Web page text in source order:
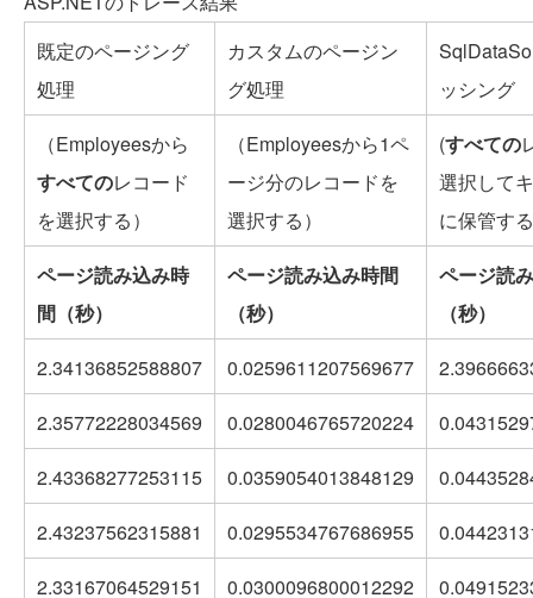
既定のページング
処理
カスタムのページン
グ処理
ッシング
（Employeesから
すべてのレコード
を選択する）
（Employeesから1ペ
ージ分のレコードを
選択する）
(すべての
選択して
に保管す
ページ読み込み時
間（秒）
ページ読み込み時間
（秒）
ページ読
（秒）
2.34136852588807
0.0259611207569677
2.35772228034569
0.0280046765720224
2.43368277253115
0.0359054013848129
2.43237562315881
0.0295534767686955
2.33167064529151
0.0300096800012292